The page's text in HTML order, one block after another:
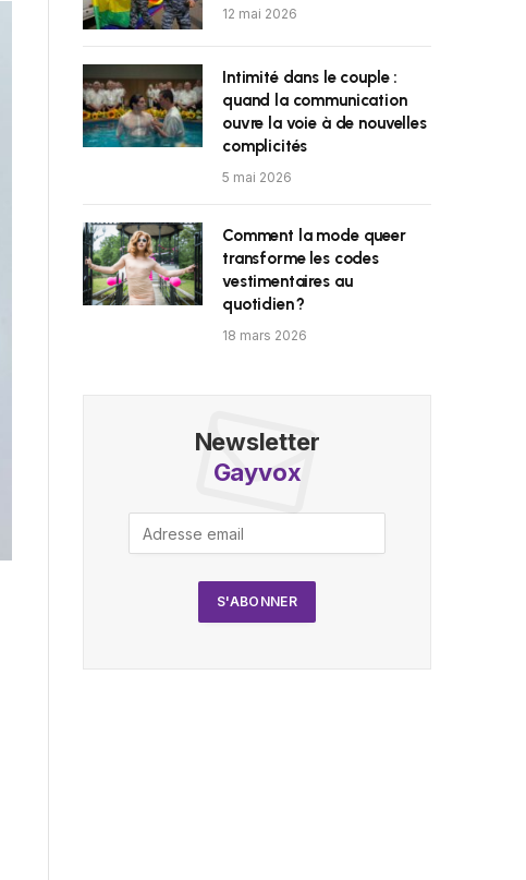
12 mai 2026
Intimité dans le couple :
quand la communication
ouvre la voie à de nouvelles
complicités
5 mai 2026
Comment la mode queer
transforme les codes
vestimentaires au
quotidien ?
18 mars 2026
Newsletter
Gayvox